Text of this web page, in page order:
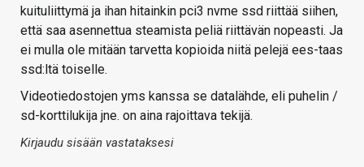
kuituliittymä ja ihan hitainkin pci3 nvme ssd riittää siihen,
että saa asennettua steamista peliä riittävän nopeasti. Ja
ei mulla ole mitään tarvetta kopioida niitä pelejä ees-taas
ssd:ltä toiselle.
Videotiedostojen yms kanssa se datalähde, eli puhelin /
sd-korttilukija jne. on aina rajoittava tekijä.
Kirjaudu sisään vastataksesi